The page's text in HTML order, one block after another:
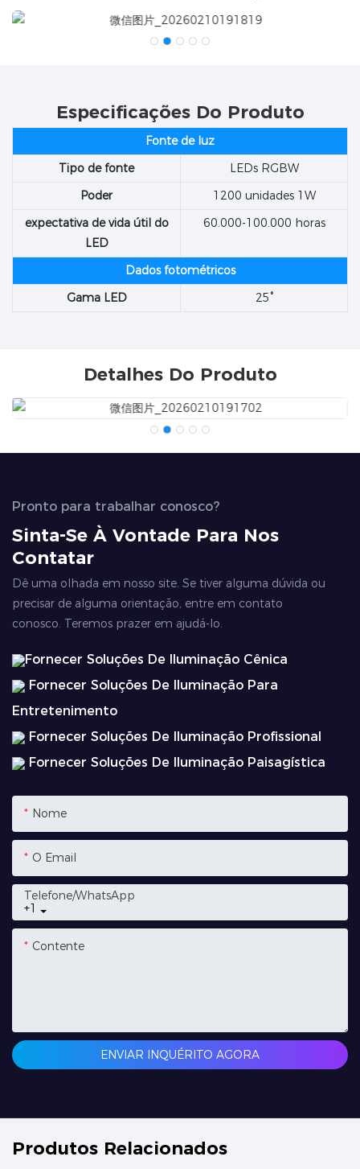
Especificações Do Produto
Fonte de luz
Tipo de fonte
LEDs RGBW
Poder
1200 unidades 1W
expectativa de vida útil do
LED
60.000-100.000 horas
Dados fotométricos
Gama LED
25°
Detalhes Do Produto
Pronto para trabalhar conosco?
Sinta-Se À Vontade Para Nos
Contatar
Dê uma olhada em nosso site. Se tiver alguma dúvida ou
precisar de alguma orientação, entre em contato
conosco. Teremos prazer em ajudá-lo.
Fornecer Soluções De Iluminação Cênica
Fornecer Soluções De Iluminação Para
Entretenimento
Fornecer Soluções De Iluminação Profissional
Fornecer Soluções De Iluminação Paisagística
Nome
O Email
+1
Telefone/whatsApp
Contente
ENVIAR INQUÉRITO AGORA
Produtos Relacionados